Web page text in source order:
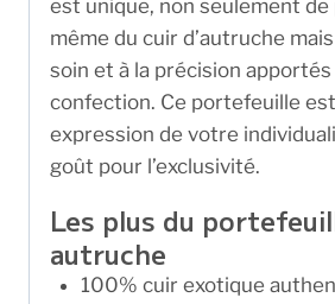
est unique, non seulement de
même du cuir d’autruche
soin et à la précision apportés
confection. Ce portefeuille
expression de votre
goût pour l’exclusivité.
Les plus du
autruche
100% cuir exotique